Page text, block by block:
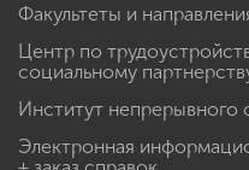
Абитуриенту
Калькулятор ЕГЭ
Факультеты и направления
Центр по
социальному